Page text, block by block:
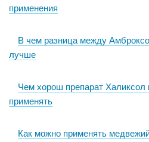
применения
В чем разница между
лучше
Чем хорош препарат Халиксол
применять
Как можно применять